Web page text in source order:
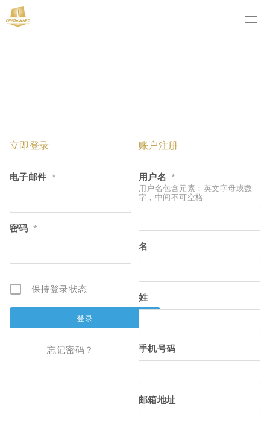
立即登录
电子邮件 *
密码 *
保持登录状态
忘记密码？
账户注册
用户名 *
用户名包含元素：英文字母或数
字，中间不可空格
名
姓
手机号码
邮箱地址